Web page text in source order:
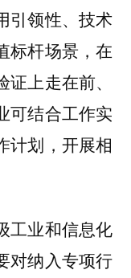
引领性、技术
标杆场景，在
上走在前、
可结合工作实
计划，开展相
工业和信息化
对纳入专项行